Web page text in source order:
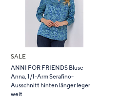
SALE
ANNI FOR FRIENDS Bluse
Anna, 1/1-Arm Serafino-
Ausschnitt hinten länger leger
weit